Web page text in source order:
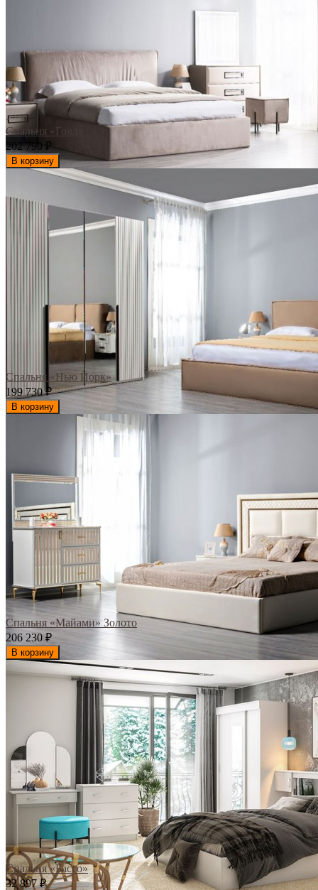
Спальня «Голд»
202 790 ₽
В корзину
Спальня «Нью Йорк»
199 730₽
В корзину
Спальня «Майами» Золото
206 230 ₽
В корзину
Спальня «Бассо»
32 897₽